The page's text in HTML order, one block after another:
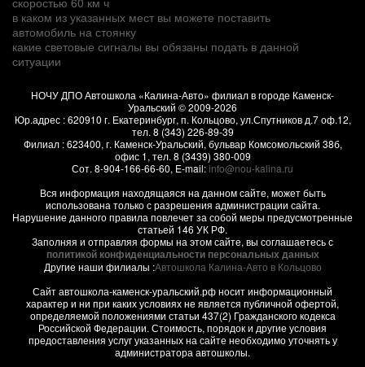
в каком из указанных мест вы можете поставить
автомобиль на стоянку
какие световые сигналы вы обязаны подать в данной
ситуации
НОЧУ ДПО Автошкола «Калина-Авто» филиал в городе Каменск-
Уральский © 2009-2026
Юр.адрес :620910 г. Екатеринбург, п. Кольцово, ул.Спутников д.7 оф.12,
тел. 8 (343) 226-89-39
Филиал :623400, г. Каменск-Уральский, бульвар Комсомольский 38б,
офис 1, тел. 8 (3439) 380-009
Сот. 8-904-166-66-60, E-mail:info@nou-kalina.ru
Вся информация находящаяся на данном сайте, может быть
использована только с разрешения администрации сайта.
Нарушение данного правила повлечет за собой меры предусмотренные
статьей 146 УК РФ.
Заполняя и отправляя формы на этом сайте, вы соглашаетесь с
политикой конфиденциальности персональных данных
Другие наши филиалы :Автошкола Калина-Авто в Кольцово
Сайт автошкола-каменск-уральский.рф носит информационный
характер и ни при каких условиях не является публичной офертой,
определяемой положениями статьи 437(2) Гражданского кодекса
Российской Федерации. Стоимость, порядок и другие условия
предоставления услуг указанных на сайте необходимо уточнять у
администратора автошколы.